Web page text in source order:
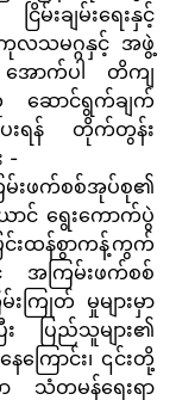
းချမ်းရေးနှင့်
လသမဂ္ဂနှင့် အဖွဲ့
အောက်ပါ တိကျ
ဆောင်ရွက်ချက်
ေးရန် တိုက်တွန်း
-
းဖက်စစ်အုပ်စု၏
င် ရွေးကောက်ပွဲ
င်းထန်စွာကန့်ကွက်
အကြမ်းဖက်စစ်
ြုတ် မှုများမှာ
း ပြည်သူများ၏
ကြောင်း၊ ၎င်းတို့
သံတမန်ရေးရာ